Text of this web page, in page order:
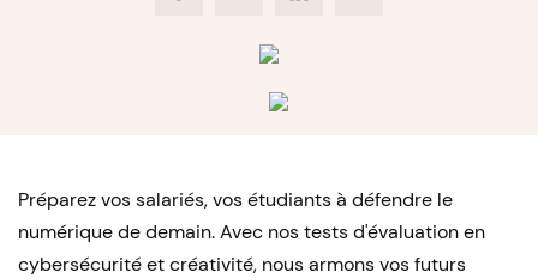
Préparez vos salariés, vos étudiants à défendre le
numérique de demain. Avec nos tests d'évaluation en
cybersécurité et créativité, nous armons vos futurs